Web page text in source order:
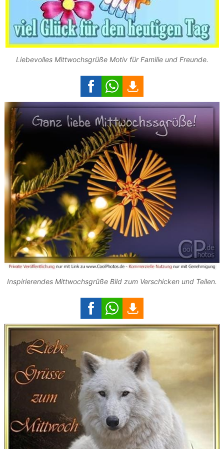
Liebevolles Mittwochsgrüße Motiv für Familie und Freunde.
Inspirierendes Mittwochsgrüße Bild zum Verschicken und Teilen.